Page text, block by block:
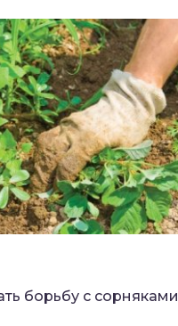
борьбу с сорняками